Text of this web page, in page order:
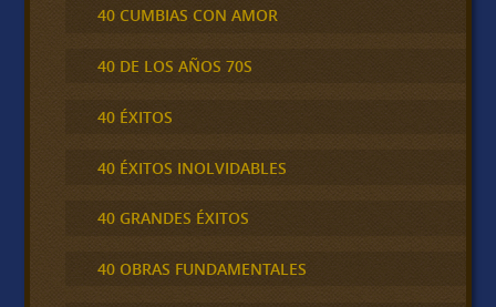
40 CUMBIAS CON AMOR
40 DE LOS AÑOS 70S
40 ÉXITOS
40 ÉXITOS INOLVIDABLES
40 GRANDES ÉXITOS
40 OBRAS FUNDAMENTALES